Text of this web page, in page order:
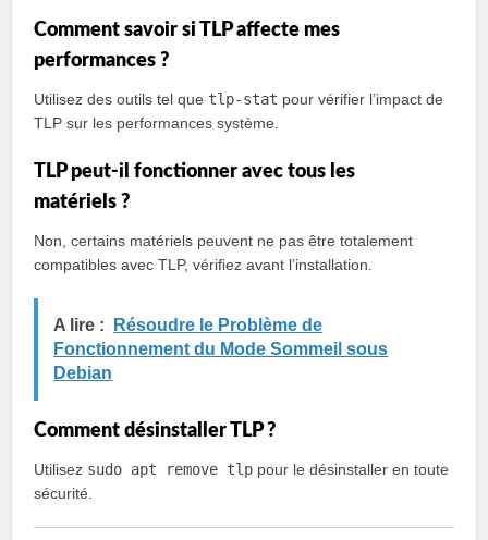
Comment savoir si TLP affecte mes
performances ?
Utilisez des outils tel que tlp-stat pour vérifier l’impact de
TLP sur les performances système.
TLP peut-il fonctionner avec tous les
matériels ?
Non, certains matériels peuvent ne pas être totalement
compatibles avec TLP, vérifiez avant l’installation.
A lire :
Résoudre le Problème de
Fonctionnement du Mode Sommeil sous
Debian
Comment désinstaller TLP ?
Utilisez sudo apt remove tlp pour le désinstaller en toute
sécurité.